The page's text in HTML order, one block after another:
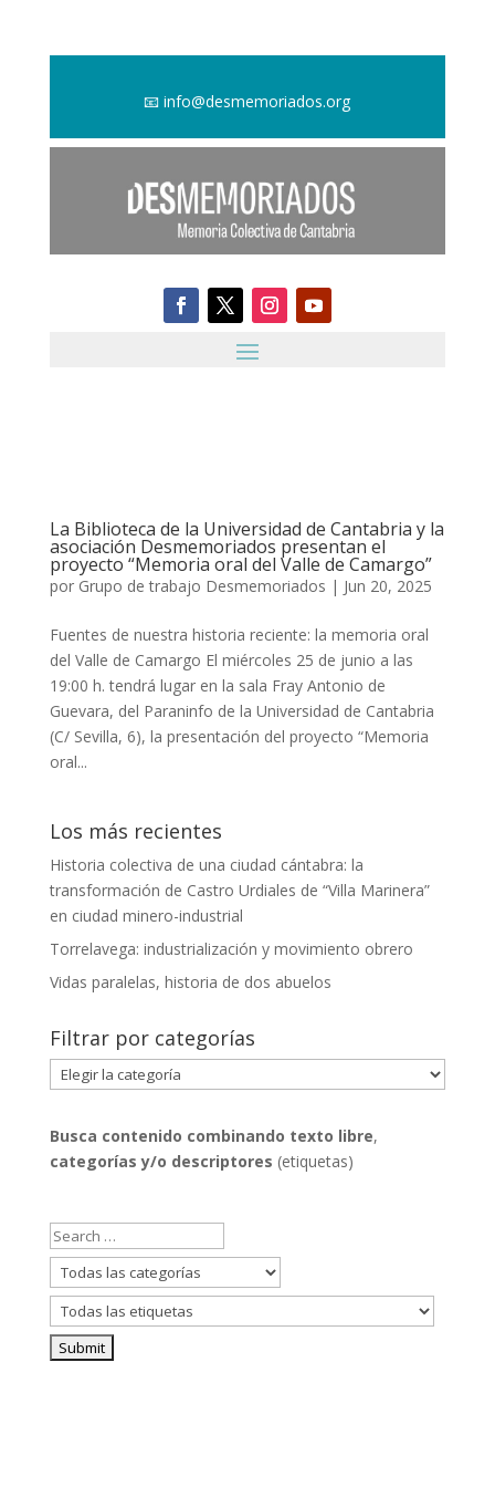
📧info@desmemoriados.org
La Biblioteca de la Universidad de Cantabria y la
asociación Desmemoriados presentan el
proyecto “Memoria oral del Valle de Camargo”
por Grupo de trabajo Desmemoriados | Jun 20, 2025
Fuentes de nuestra historia reciente: la memoria oral
del Valle de Camargo El miércoles 25 de junio a las
19:00 h. tendrá lugar en la sala Fray Antonio de
Guevara, del Paraninfo de la Universidad de Cantabria
(C/ Sevilla, 6), la presentación del proyecto “Memoria
oral...
Los más recientes
Historia colectiva de una ciudad cántabra: la
transformación de Castro Urdiales de “Villa Marinera”
en ciudad minero-industrial
Torrelavega: industrialización y movimiento obrero
Vidas paralelas, historia de dos abuelos
Filtrar por categorías
Filtrar
por
Busca contenido combinando texto libre,
categorías y/o descriptores (etiquetas)